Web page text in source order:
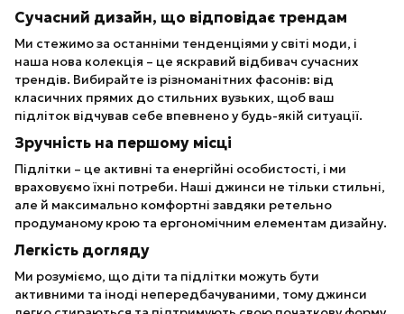
Сучасний дизайн, що відповідає трендам
Ми стежимо за останніми тенденціями у світі моди, і
наша нова колекція – це яскравий відбивач сучасних
трендів. Вибирайте із різноманітних фасонів: від
класичних прямих до стильних вузьких, щоб ваш
підліток відчував себе впевнено у будь-якій ситуації.
Зручність на першому місці
Підлітки – це активні та енергійні особистості, і ми
враховуємо їхні потреби. Наші джинси не тільки стильні,
але й максимально комфортні завдяки ретельно
продуманому крою та ергономічним елементам дизайну.
Легкість догляду
Ми розуміємо, що діти та підлітки можуть бути
активними та іноді непередбачуваними, тому джинси